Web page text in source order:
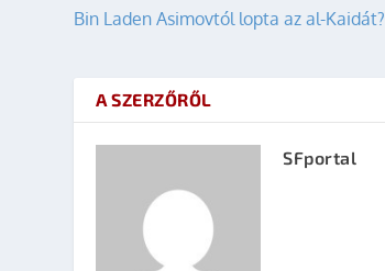
Bin Laden Asimovtól lopta az al-Kaidát?
A SZERZŐRŐL
SFportal